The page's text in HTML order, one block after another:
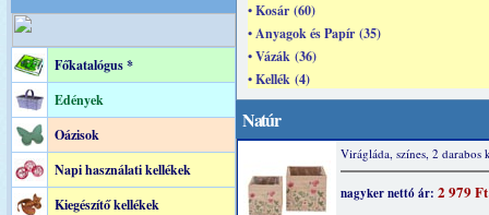
Főkatalógus *
Edények
Oázisok
Napi használati kellékek
Kiegészítő kellékek
• Kosár (60)
• Anyagok és Papír (35)
• Vázák (36)
• Kellék (4)
Natúr
Virágláda, színes, 2 darabos
nagyker nettó ár: 2 979 Ft